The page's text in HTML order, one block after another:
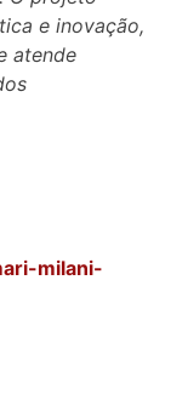
e inovação,
atende
milani-